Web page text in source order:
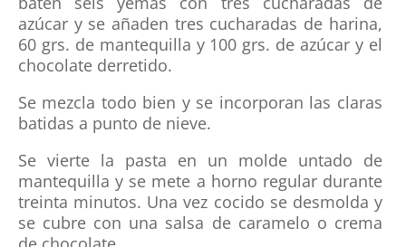
azúcar y se añaden tres cucharadas de harina,
60 grs. de mantequilla y 100 grs. de azúcar y el
chocolate derretido.
Se mezcla todo bien y se incorporan las claras
batidas a punto de nieve.
Se vierte la pasta en un molde untado de
mantequilla y se mete a horno regular durante
treinta minutos. Una vez cocido se desmolda y
se cubre con una salsa de caramelo o crema